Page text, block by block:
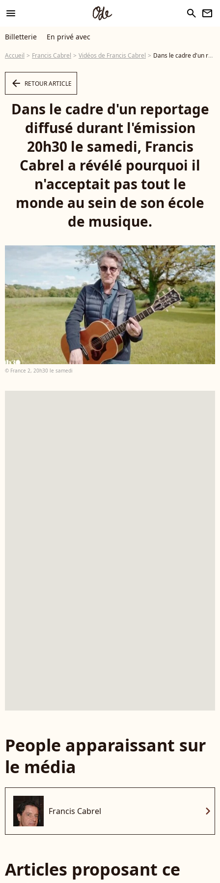
menu search newsletter
Billetterie En privé avec
Accueil Francis Cabrel Vidéos de Francis Cabrel Dans le cadre d'un reportage diffusé durant l'émission 20h30 le samedi, Francis Cabrel a révélé pourquoi il n'acceptait pas tout le monde au sein de son école de musique. - Vidéo
arrow_left RETOUR ARTICLE
Dans le cadre d'un reportage
diffusé durant l'émission
20h30 le samedi, Francis
Cabrel a révélé pourquoi il
n'acceptait pas tout le
monde au sein de son école
de musique.
© France 2, 20h30 le samedi
People apparaissant sur
le média
Francis Cabrel chevron_right
Articles proposant ce